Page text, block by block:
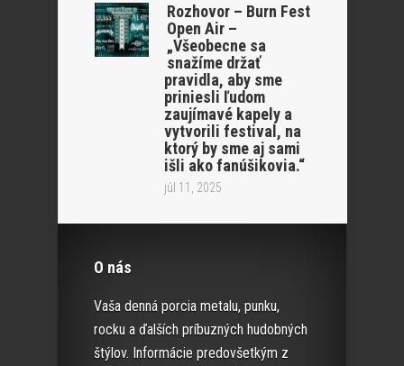
Rozhovor – Burn Fest
Open Air –
„Všeobecne sa
snažíme držať
pravidla, aby sme
priniesli ľudom
zaujímavé kapely a
vytvorili festival, na
ktorý by sme aj sami
išli ako fanúšikovia.“
júl 11, 2025
O nás
Vaša denná porcia metalu, punku,
rocku a ďalších príbuzných hudobných
štýlov. Informácie predovšetkým z